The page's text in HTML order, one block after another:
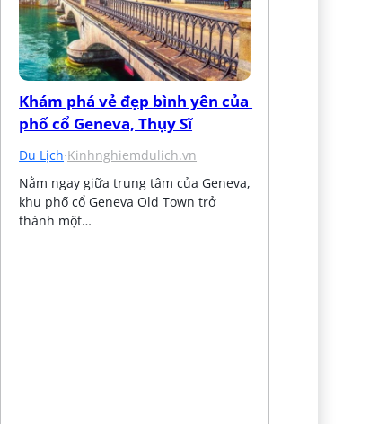
Khám phá vẻ đẹp bình yên của
phố cổ Geneva, Thụy Sĩ
Du Lịch·Kinhnghiemdulich.vn
Nằm ngay giữa trung tâm của Geneva,
khu phố cổ Geneva Old Town trở
thành một…